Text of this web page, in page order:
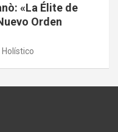
«La Élite de
Orden